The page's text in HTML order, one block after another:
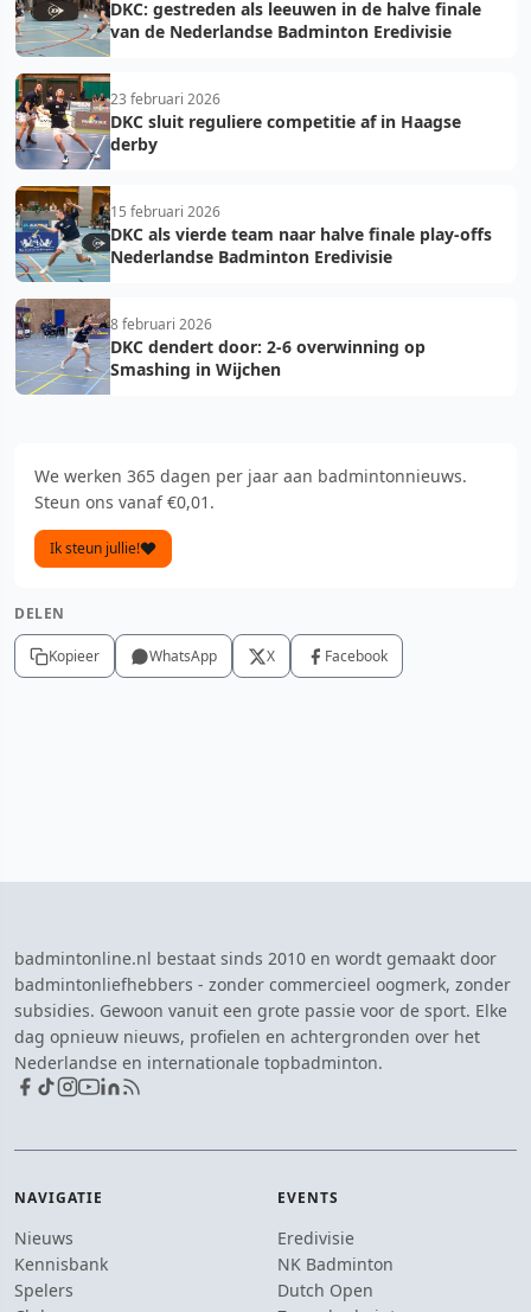
DKC: gestreden als leeuwen in de halve finale
van de Nederlandse Badminton Eredivisie
23 februari 2026
DKC sluit reguliere competitie af in Haagse
derby
15 februari 2026
DKC als vierde team naar halve finale play-offs
Nederlandse Badminton Eredivisie
8 februari 2026
DKC dendert door: 2-6 overwinning op
Smashing in Wijchen
We werken 365 dagen per jaar aan badmintonnieuws.
Steun ons vanaf €0,01.
Ik steun jullie!
DELEN
Kopieer WhatsApp X Facebook
badmintonline.nl bestaat sinds 2010 en wordt gemaakt door
badmintonliefhebbers - zonder commercieel oogmerk, zonder
subsidies. Gewoon vanuit een grote passie voor de sport. Elke
dag opnieuw nieuws, profielen en achtergronden over het
Nederlandse en internationale topbadminton.
NAVIGATIE
Nieuws
Kennisbank
Spelers
EVENTS
Eredivisie
NK Badminton
Dutch Open